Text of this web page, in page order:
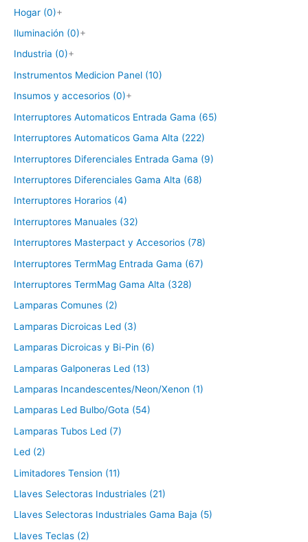
Hogar (0)+
Iluminación (0)+
Industria (0)+
Instrumentos Medicion Panel (10)
Insumos y accesorios (0)+
Interruptores Automaticos Entrada Gama (65)
Interruptores Automaticos Gama Alta (222)
Interruptores Diferenciales Entrada Gama (9)
Interruptores Diferenciales Gama Alta (68)
Interruptores Horarios (4)
Interruptores Manuales (32)
Interruptores Masterpact y Accesorios (78)
Interruptores TermMag Entrada Gama (67)
Interruptores TermMag Gama Alta (328)
Lamparas Comunes (2)
Lamparas Dicroicas Led (3)
Lamparas Dicroicas y Bi-Pin (6)
Lamparas Galponeras Led (13)
Lamparas Incandescentes/Neon/Xenon (1)
Lamparas Led Bulbo/Gota (54)
Lamparas Tubos Led (7)
Led (2)
Limitadores Tension (11)
Llaves Selectoras Industriales (21)
Llaves Selectoras Industriales Gama Baja (5)
Llaves Teclas (2)